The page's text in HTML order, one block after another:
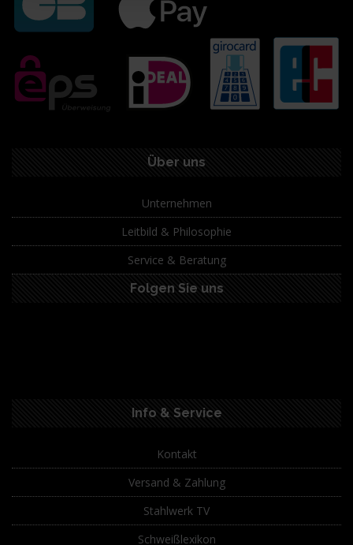
Über uns
Unternehmen
Leitbild & Philosophie
Service & Beratung
Folgen Sie uns
Info & Service
Kontakt
Versand & Zahlung
Stahlwerk TV
Schweißlexikon